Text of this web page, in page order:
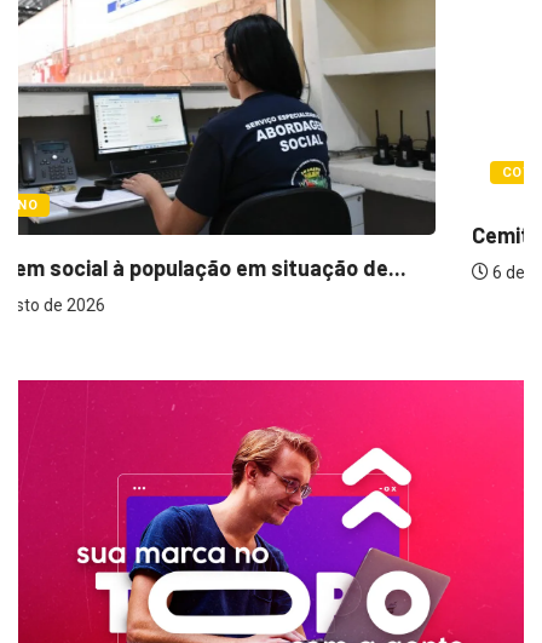
de...
COTIDIANO
Cemitérios terão horário especial e
6 de agosto de 2026